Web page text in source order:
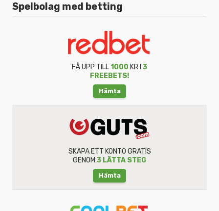
Spelbolag med betting
FÅ UPP TILL1000 KR I 3
FREEBETS!
Hämta
SKAPA ETT KONTO GRATIS
GENOM 3 LÄTTA STEG
Hämta